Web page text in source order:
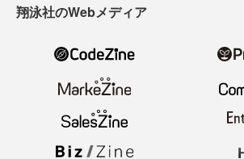
翔泳社のWebメディア